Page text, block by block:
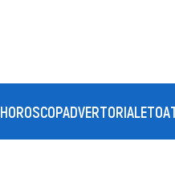
HOROSCOPADVERTORIALE